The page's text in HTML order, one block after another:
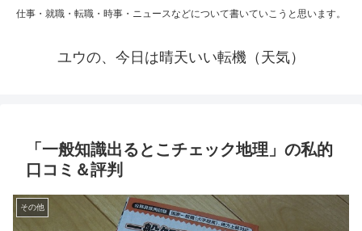
仕事・就職・転職・時事・ニュースなどについて書いていこうと思います。
ユウの、今日は晴天いい転機（天気）
「一般知識出るとこチェック地理」の私的
口コミ＆評判
その他